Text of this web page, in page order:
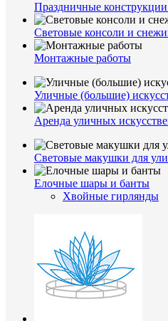
Праздничные
Световые консоли и
Монтажные работы
Уличные (большие)
Аренда уличных
Световые макушки для
Елочные шары и банты
Хвойные гирлянды